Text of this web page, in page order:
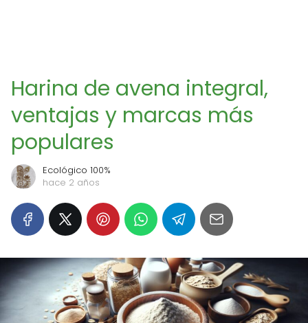
Harina de avena integral,
ventajas y marcas más
populares
Ecológico 100%
hace 2 años